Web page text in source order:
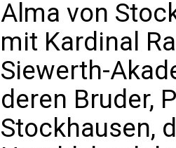
Alma von
mit Kardinal
Siewerth-
deren Bruder,
Stockhausen,